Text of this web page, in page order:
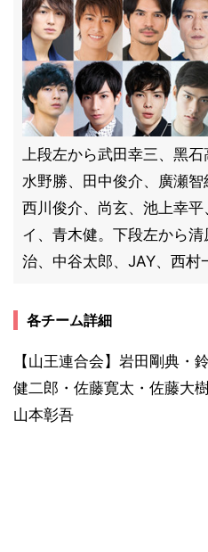
上段左から武田幸三、黑石
水野勝、田中俊介、廣瀬智
⻄川俊介、尚玄、池上幸
イ、⻘木健。下段左から
治、中谷太郎、JAY、⻄村
各チーム詳細
【山王連合会】岩田剛典・
健二郎・佐藤寛太・佐藤大
山本彰吾